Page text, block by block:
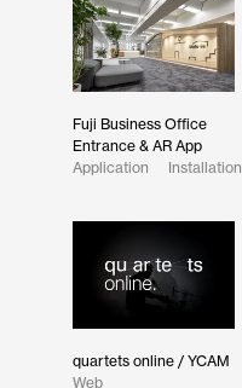
Fuji Business Office
Entrance & AR App
Application
Installation
quartets online / YCAM
Web